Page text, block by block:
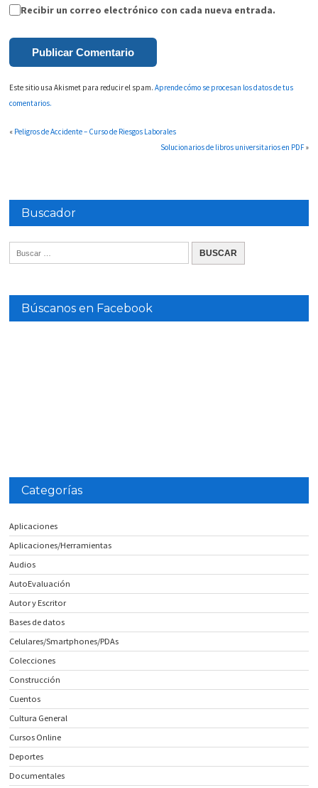
Recibir un correo electrónico con cada nueva entrada.
Este sitio usa Akismet para reducir el spam.Aprende cómo se procesan los datos de tus
comentarios.
« Peligros de Accidente – Curso de Riesgos Laborales
Solucionarios de libros universitarios en PDF»
Buscador
Búscanos en Facebook
Categorías
Aplicaciones
Aplicaciones/Herramientas
Audios
AutoEvaluación
Autor y Escritor
Bases de datos
Celulares/Smartphones/PDAs
Colecciones
Construcción
Cuentos
Cultura General
Cursos Online
Deportes
Documentales